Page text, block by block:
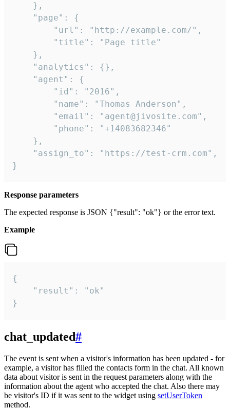
    },
    "page": {
        "url": "http://example.com/",
        "title": "Page title"
    },
    "analytics": {},
    "agent": {
        "id": "2016",
        "name": "Thomas Anderson",
        "email": "agent@jivosite.com",
        "phone": "+14083682346"
    },
    "assign_to": "https://test-crm.com",
}
Response parameters
The expected response is JSON {"result": "ok"} or the error text.
Example
{
    "result": "ok"
}
chat_updated#
The event is sent when a visitor's information has been updated - for
example, a visitor has filled the contacts form in the chat. All known
data about visitor is sent in the request parameters along with the
information about the agent who accepted the chat. Also there may
be visitor's ID if it was sent to the widget using setUserToken
method.